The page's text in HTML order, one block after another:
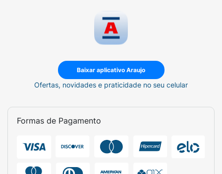
Baixar aplicativo Araujo
Ofertas, novidades e praticidade no seu celular
Formas de Pagamento